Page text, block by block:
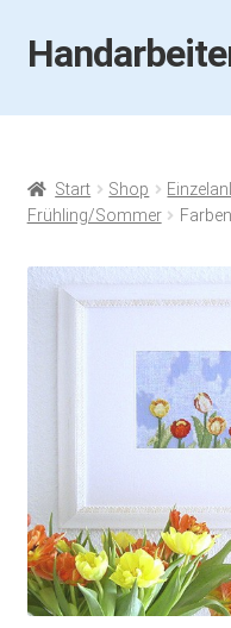
Zur
Navigation
Zum
Inhalt
Startseite
Aktuelles
Termine
Handarbeiten-Käß-Shop
Mein Konto
Start Shop
Frühling/Sommer